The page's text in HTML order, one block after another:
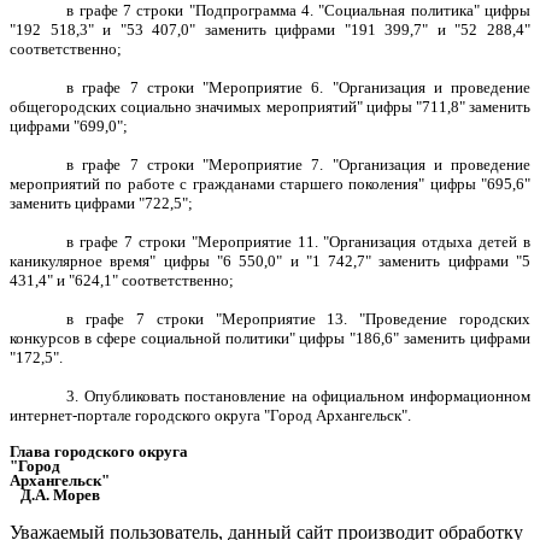
в графе 7 строки "Подпрограмма 4. "Социальная политика" цифры
"192 518,3" и "53 407,0" заменить цифрами "191 399,7" и "52 288,4"
соответственно;
в графе 7 строки "Мероприятие 6. "Организация и проведение
общегородских социально значимых мероприятий" цифры "711,8" заменить
цифрами "699,0";
в графе 7 строки "Мероприятие 7. "Организация и проведение
мероприятий по работе с гражданами старшего поколения" цифры "695,6"
заменить цифрами "722,5";
в графе 7 строки "Мероприятие 11. "Организация отдыха детей в
каникулярное время" цифры "6 550,0" и "1 742,7" заменить цифрами "5
431,4" и "624,1" соответственно;
в графе 7 строки "Мероприятие 13. "Проведение городских
конкурсов в сфере социальной политики" цифры "186,6" заменить цифрами
"172,5".
3. Опубликовать постановление на официальном информационном
интернет-портале городского округа "Город Архангельск".
Глава городского округа
"Город
Архангельск"
Д.А. Морев
Уважаемый пользователь, данный сайт производит обработку